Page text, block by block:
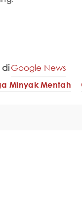
diGoogle News
Minyak Mentah